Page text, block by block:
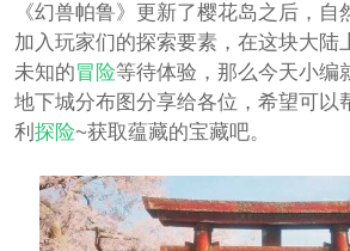
《幻兽帕鲁》更新了樱花岛之后，
加入玩家们的探索要素，在这块大陆
未知的冒险等待体验，那么今天小编
地下城分布图分享给各位，希望可以
利 探险~获取蕴藏的宝藏吧。